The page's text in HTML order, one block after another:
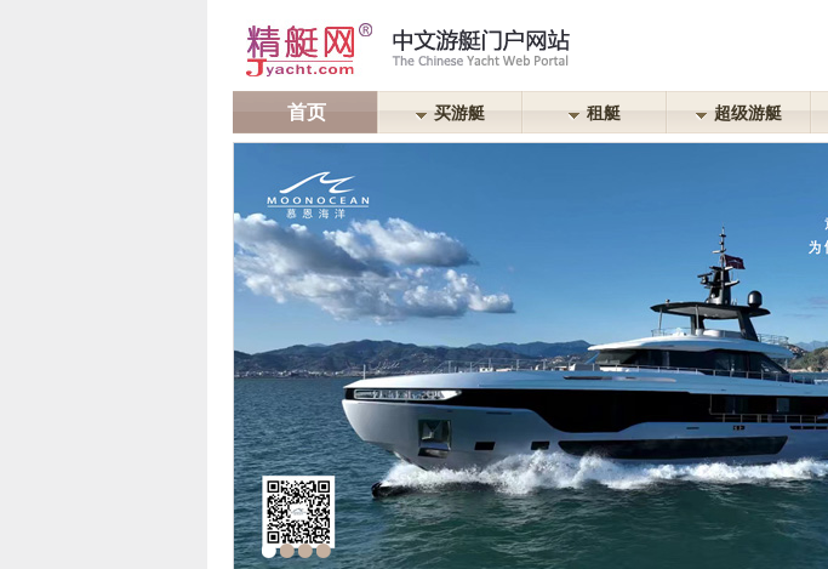
首页 买游艇 租艇 超级游艇